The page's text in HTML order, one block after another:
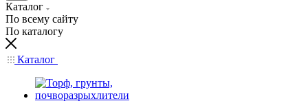
Каталог
По всему сайту
По каталогу
Каталог